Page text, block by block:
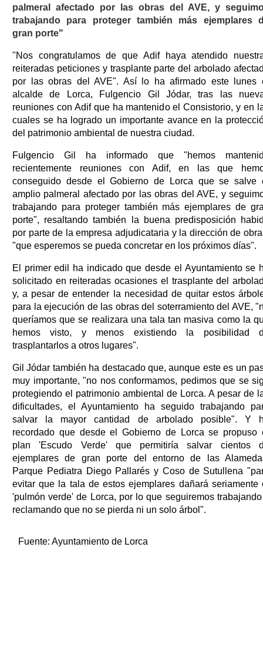
palmeral afectado por las obras del AVE, y
trabajando para proteger también más ejemplares
gran porte"
"Nos congratulamos de que Adif haya atendido
reiteradas peticiones y trasplante parte del arbolado
por las obras del AVE". Así lo ha afirmado este lunes
alcalde de Lorca, Fulgencio Gil Jódar, tras las
reuniones con Adif que ha mantenido el Consistorio, y en
cuales se ha logrado un importante avance en la
del patrimonio ambiental de nuestra ciudad.
Fulgencio Gil ha informado que "hemos
recientemente reuniones con Adif, en las que
conseguido desde el Gobierno de Lorca que se salve
amplio palmeral afectado por las obras del AVE, y
trabajando para proteger también más ejemplares de
porte", resaltando también la buena predisposición
por parte de la empresa adjudicataria y la dirección de
"que esperemos se pueda concretar en los próximos días".
El primer edil ha indicado que desde el Ayuntamiento se
solicitado en reiteradas ocasiones el trasplante del
y, a pesar de entender la necesidad de quitar estos
para la ejecución de las obras del soterramiento del AVE,
queríamos que se realizara una tala tan masiva como la
hemos visto, y menos existiendo la posibilidad
trasplantarlos a otros lugares".
Gil Jódar también ha destacado que, aunque este es un
muy importante, "no nos conformamos, pedimos que se
protegiendo el patrimonio ambiental de Lorca. A pesar de
dificultades, el Ayuntamiento ha seguido trabajando
salvar la mayor cantidad de arbolado posible". Y
recordado que desde el Gobierno de Lorca se propuso
plan 'Escudo Verde' que permitiría salvar cientos
ejemplares de gran porte del entorno de las
Parque Pediatra Diego Pallarés y Coso de Sutullena
evitar que la tala de estos ejemplares dañará seriamente
'pulmón verde' de Lorca, por lo que seguiremos
reclamando que no se pierda ni un solo árbol".
Fuente: Ayuntamiento de Lorca